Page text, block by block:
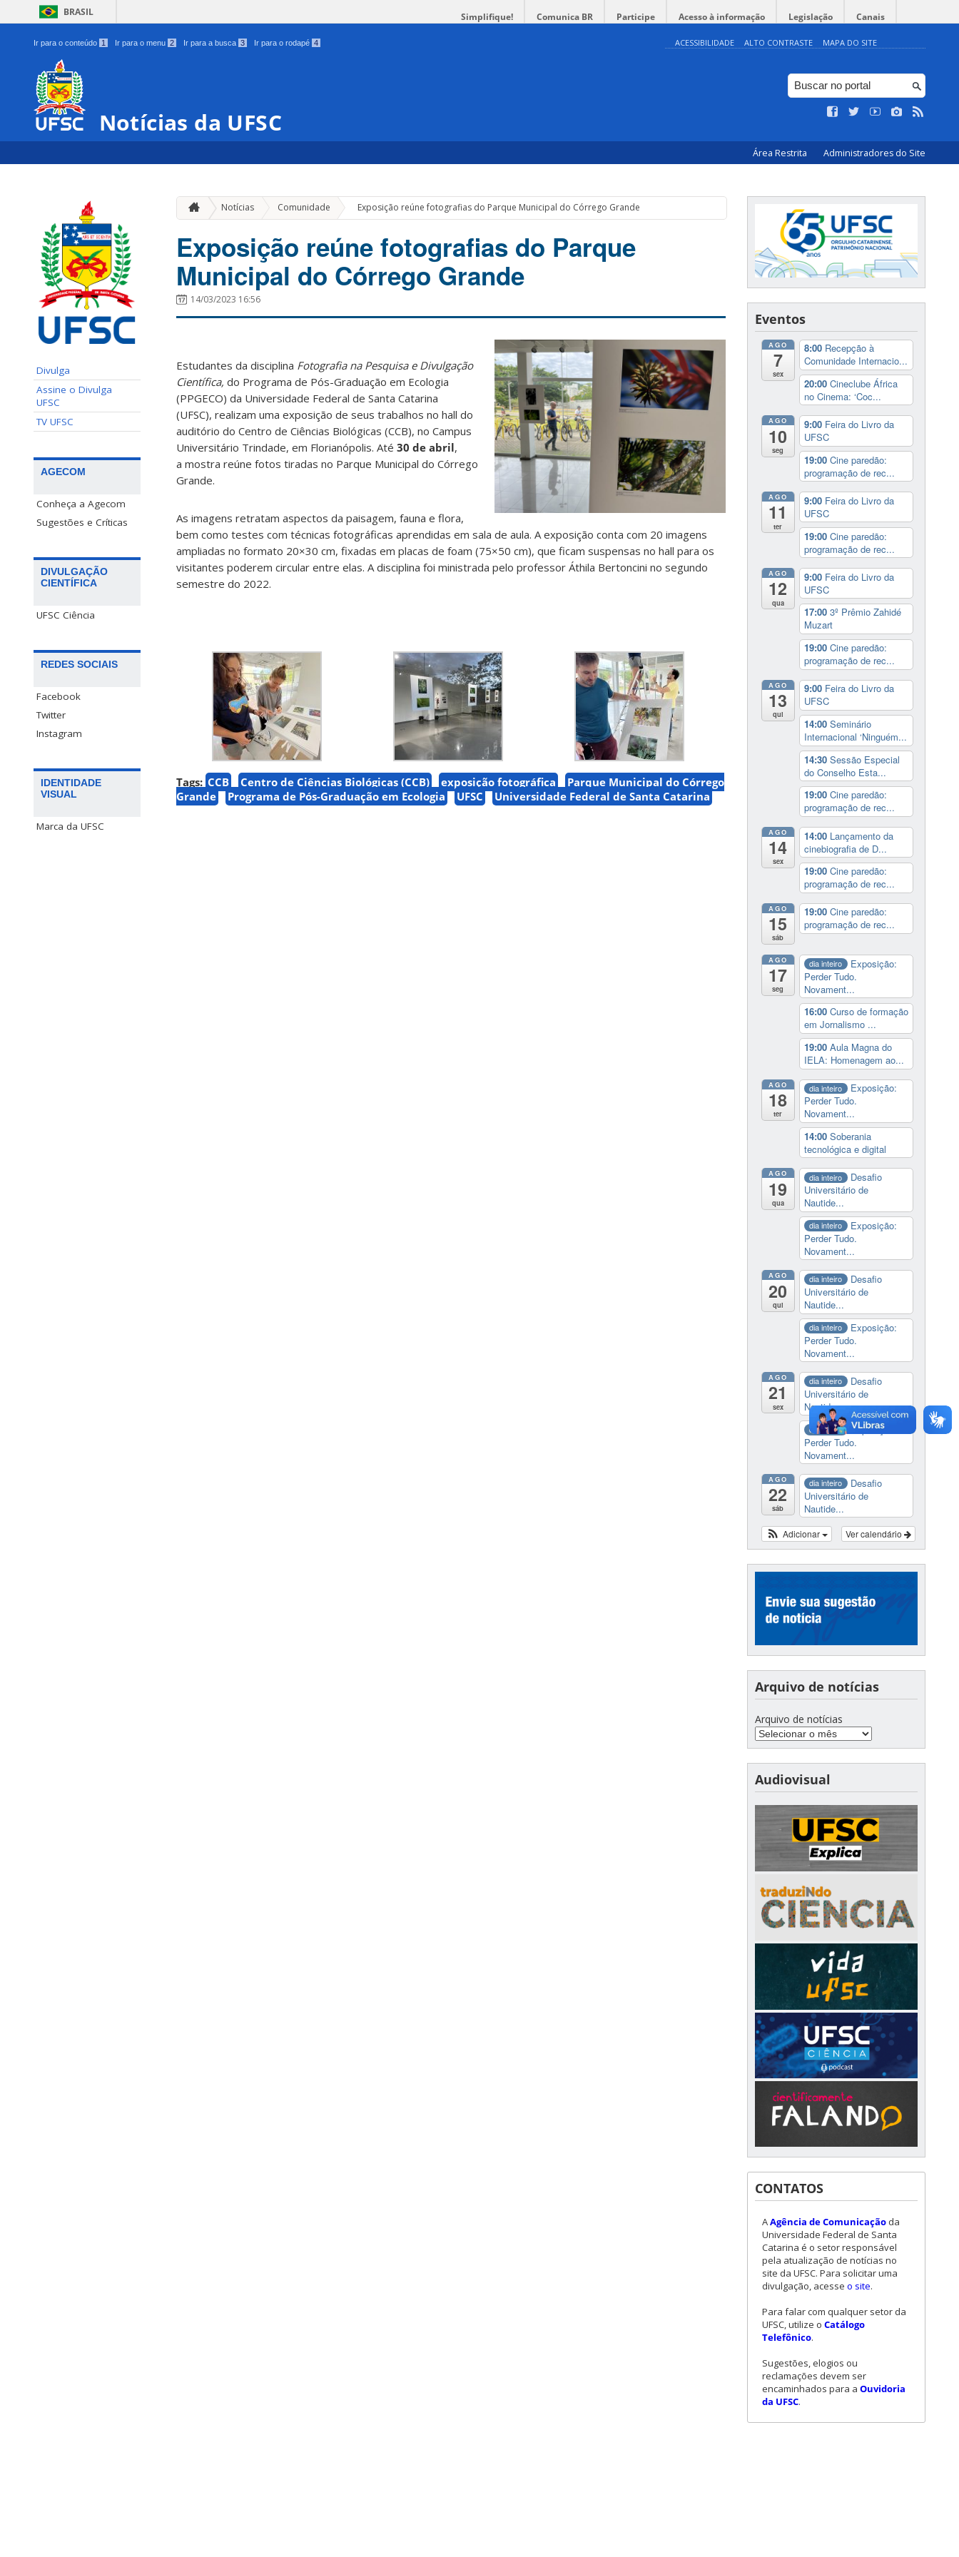
BRASIL Simplifique! Comunica BR Participe Acesso à informação Legislação Canais
Ir para o conteúdo 1 Ir para o menu 2 Ir para a busca 3 Ir para o rodapé 4 ACESSIBILIDADE ALTO CONTRASTE MAPA DO SITE
Notícias da UFSC
Área Restrita Administradores do Site
Divulga
Assine o Divulga
UFSC
TV UFSC
AGECOM
Conheça a Agecom
Sugestões e Críticas
DIVULGAÇÃO
CIENTÍFICA
UFSC Ciência
REDES SOCIAIS
Facebook
Twitter
Instagram
IDENTIDADE
VISUAL
Marca da UFSC
Notícias Comunidade » Exposição reúne fotografias do Parque Municipal do Córrego Grande
Exposição reúne fotografias do Parque
Municipal do Córrego Grande
14/03/2023 16:56
Estudantes da disciplina Fotografia na Pesquisa e Divulgação
Científica, do Programa de Pós-Graduação em Ecologia
(PPGECO) da Universidade Federal de Santa Catarina
(UFSC), realizam uma exposição de seus trabalhos no hall do
auditório do Centro de Ciências Biológicas (CCB), no Campus
Universitário Trindade, em Florianópolis. Até 30 de abril,
a mostra reúne fotos tiradas no Parque Municipal do Córrego
Grande.
As imagens retratam aspectos da paisagem, fauna e flora,
bem como testes com técnicas fotográficas aprendidas em sala de aula. A exposição conta com 20 imagens
ampliadas no formato 20×30 cm, fixadas em placas de foam (75×50 cm), que ficam suspensas no hall para os
visitantes poderem circular entre elas. Adisciplina foi ministrada pelo professor Áthila Bertoncini no segundo
semestre do 2022.
Tags: CCB Centro de Ciências Biológicas (CCB) exposição fotográfica
Parque Municipal do Córrego
Grande
Programa de Pós-Graduação em Ecologia UFSC Universidade Federal de Santa Catarina
Eventos
AGO
7
sex
8:00 Recepção à
Comunidade Internacio...
20:00 Cineclube África
no Cinema: ‘Coc...
AGO
10
seg
9:00 Feira do Livro da
UFSC
19:00 Cine paredão:
programação de rec...
AGO
11
ter
9:00 Feira do Livro da
UFSC
19:00 Cine paredão:
programação de rec...
AGO
12
qua
9:00 Feira do Livro da
UFSC
17:00 3º Prêmio Zahidé
Muzart
19:00 Cine paredão:
programação de rec...
AGO
13
qui
9:00 Feira do Livro da
UFSC
14:00 Seminário
Internacional ‘Ninguém...
14:30 Sessão Especial
do Conselho Esta...
19:00 Cine paredão:
programação de rec...
AGO
14
sex
14:00 Lançamento da
cinebiografia de D...
19:00 Cine paredão:
programação de rec...
AGO
15
sáb
19:00 Cine paredão:
programação de rec...
AGO
17
seg
dia inteiro
Exposição:
Perder Tudo.
Novament...
16:00 Curso de formação
em Jornalismo ...
19:00 Aula Magna do
IELA: Homenagem ao...
AGO
18
ter
dia inteiro
Exposição:
Perder Tudo.
Novament...
14:00 Soberania
tecnológica e digital
AGO
19
qua
dia inteiro
Desafio
Universitário de
Nautide...
dia inteiro
Exposição:
Perder Tudo.
Novament...
AGO
20
qui
dia inteiro
Desafio
Universitário de
Nautide...
dia inteiro
Exposição:
Perder Tudo.
Novament...
AGO
21
sex
dia inteiro
Desafio
Universitário de
Nautide...
dia inteiro
Exposição:
Perder Tudo.
Novament...
AGO
22
sáb
dia inteiro
Desafio
Universitário de
Nautide...
Ver calendário
Adicionar
Arquivo de notícias
Arquivo de notícias
Audiovisual
CONTATOS
AAgência de Comunicação da
Universidade Federal de Santa
Catarina é o setor responsável
pela atualização de notícias no
site da UFSC. Para solicitar uma
divulgação, acesse o site.
Para falar com qualquer setor da
UFSC, utilize o Catálogo
Telefônico.
Sugestões, elogios ou
reclamações devem ser
encaminhados para a Ouvidoria
da UFSC.